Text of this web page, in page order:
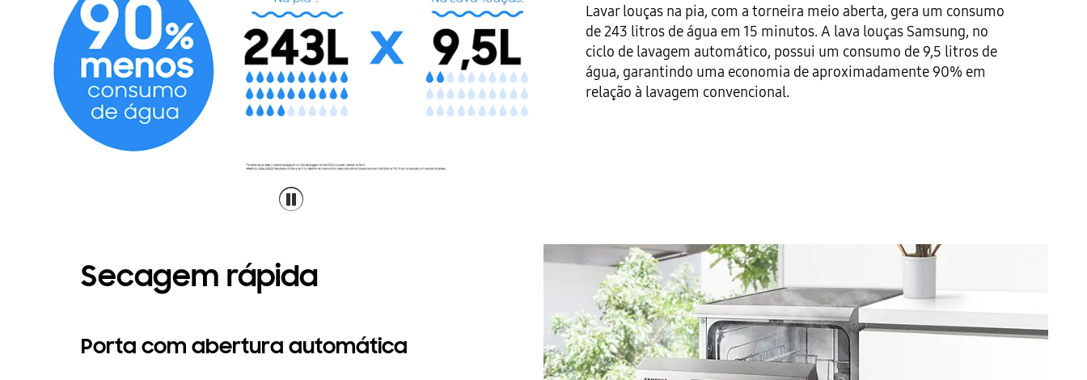
Lavar louças na pia, com a torneira meio aberta, gera um consumo
de 243 litros de água em 15 minutos. A lava louças Samsung, no
ciclo de lavagem automático, possui um consumo de 9,5 litros de
água, garantindo uma economia de aproximadamente 90% em
relação à lavagem convencional.
Secagem rápida
Porta com abertura automática